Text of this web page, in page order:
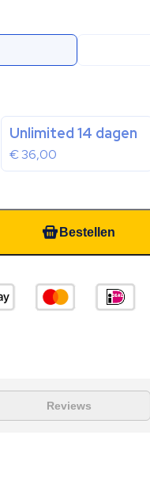
Unlimited 14 dagen
€36,00
Bestellen
Reviews